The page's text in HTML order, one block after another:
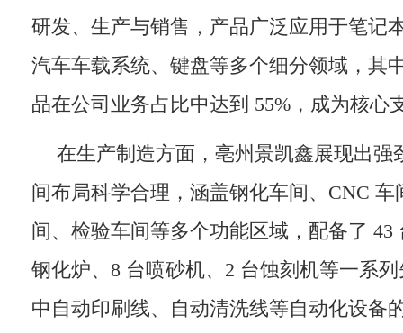
研发、生产与销售，产品广泛应用于笔记
汽车车载系统、键盘等多个细分领域，其
品在公司业务占比中达到 55%，成为核心
在生产制造方面，亳州景凯鑫展现出强
间布局科学合理，涵盖钢化车间、CNC 车
间、检验车间等多个功能区域，配备了 43
钢化炉、8 台喷砂机、2 台蚀刻机等一系
中自动印刷线、自动清洗线等自动化设备